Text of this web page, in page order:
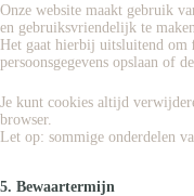
Onze website maakt gebruik
en gebruiksvriendelijk te maken.
Het gaat hierbij uitsluitend om
persoonsgegevens opslaan of
Je kunt cookies altijd
browser.
Let op: sommige onderdelen
5. Bewaartermijn